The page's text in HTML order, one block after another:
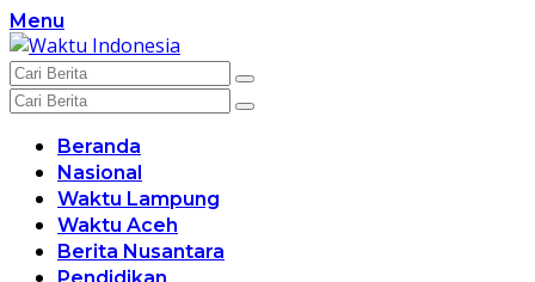
Langsung
ke
konten
Menu
Beranda
Nasional
Waktu Lampung
Waktu Aceh
Berita Nusantara